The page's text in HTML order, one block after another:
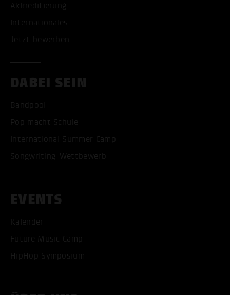
Akkreditierung
Internationales
Jetzt bewerben
DABEI SEIN
Bandpool
Pop macht Schule
International Summer Camp
Songwriting-Wettbewerb
EVENTS
Kalender
Future Music Camp
HipHop Symposium